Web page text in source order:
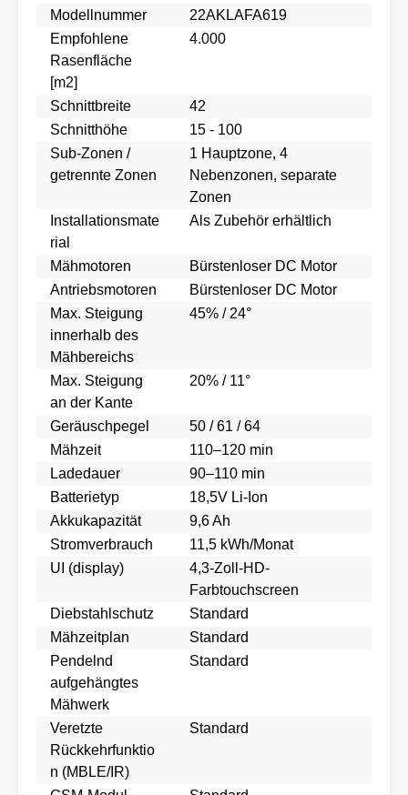
Modellnummer
22AKLAFA619
Empfohlene
Rasenfläche
[m2]
4.000
Schnittbreite
42
Schnitthöhe
15 - 100
Sub-Zonen /
getrennte Zonen
1 Hauptzone, 4
Nebenzonen, separate
Zonen
Installationsmate
rial
Als Zubehör erhältlich
Mähmotoren
Bürstenloser DC Motor
Antriebsmotoren
Bürstenloser DC Motor
Max. Steigung
innerhalb des
Mähbereichs
45% / 24°
Max. Steigung
an der Kante
20% / 11°
Geräuschpegel
50 / 61 / 64
Mähzeit
110–120 min
Ladedauer
90–110 min
Batterietyp
18,5V Li-Ion
Akkukapazität
9,6 Ah
Stromverbrauch
11,5 kWh/Monat
UI (display)
4,3-Zoll-HD-
Farbtouchscreen
Diebstahlschutz
Standard
Mähzeitplan
Standard
Pendelnd
aufgehängtes
Mähwerk
Standard
Veretzte
Rückkehrfunktio
n (MBLE/IR)
Standard